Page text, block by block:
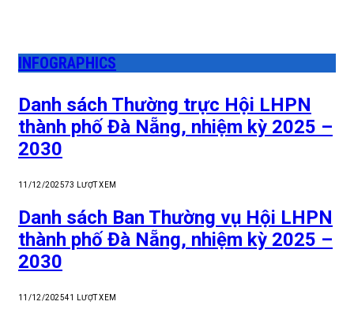
INFOGRAPHICS
Danh sách Thường trực Hội LHPN
thành phố Đà Nẵng, nhiệm kỳ 2025 –
2030
11/12/202573 LƯỢT XEM
Danh sách Ban Thường vụ Hội LHPN
thành phố Đà Nẵng, nhiệm kỳ 2025 –
2030
11/12/202541 LƯỢT XEM